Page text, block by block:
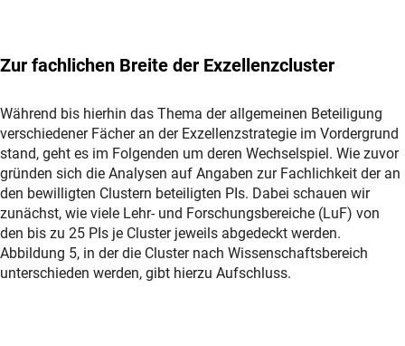
Zur fachlichen Breite der Exzellenzcluster
Während bis hierhin das Thema der allgemeinen Beteiligung
verschiedener Fächer an der Exzellenzstrategie im Vordergrund
stand, geht es im Folgenden um deren Wechselspiel. Wie zuvor
gründen sich die Analysen auf Angaben zur Fachlichkeit der an
den bewilligten Clustern beteiligten PIs. Dabei schauen wir
zunächst, wie viele Lehr- und Forschungsbereiche (LuF) von
den bis zu 25 PIs je Cluster jeweils abgedeckt werden.
Abbildung 5, in der die Cluster nach Wissenschaftsbereich
unterschieden werden, gibt hierzu Aufschluss.